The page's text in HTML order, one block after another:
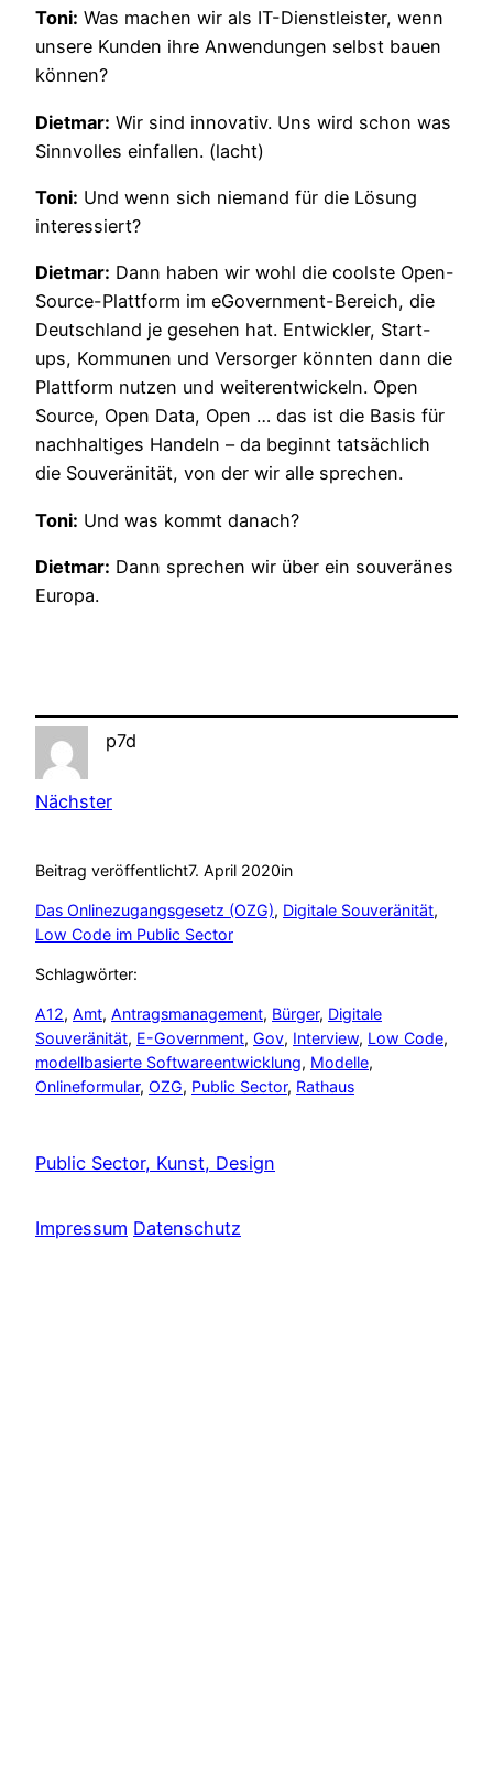
Toni: Was machen wir als IT-Dienstleister, wenn
unsere Kunden ihre Anwendungen selbst bauen
können?
Dietmar: Wir sind innovativ. Uns wird schon was
Sinnvolles einfallen. (lacht)
Toni: Und wenn sich niemand für die Lösung
interessiert?
Dietmar: Dann haben wir wohl die coolste Open-
Source-Plattform im eGovernment-Bereich, die
Deutschland je gesehen hat. Entwickler, Start-
ups, Kommunen und Versorger könnten dann die
Plattform nutzen und weiterentwickeln. Open
Source, Open Data, Open … das ist die Basis für
nachhaltiges Handeln – da beginnt tatsächlich
die Souveränität, von der wir alle sprechen.
Toni: Und was kommt danach?
Dietmar: Dann sprechen wir über ein souveränes
Europa.
p7d
Nächster
Beitrag veröffentlicht7. April 2020in
Das Onlinezugangsgesetz (OZG), Digitale Souveränität
Low Code im Public Sector
Schlagwörter:
A12, Amt, Antragsmanagement, Bürger, Digitale
Souveränität, E-Government, Gov, Interview, Low Code
modellbasierte Softwareentwicklung, Modelle
Onlineformular, OZG, Public Sector, Rathaus
Public Sector, Kunst, Design
Impressum Datenschutz